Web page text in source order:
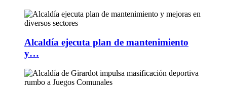
Alcaldía ejecuta plan de mantenimiento
y…